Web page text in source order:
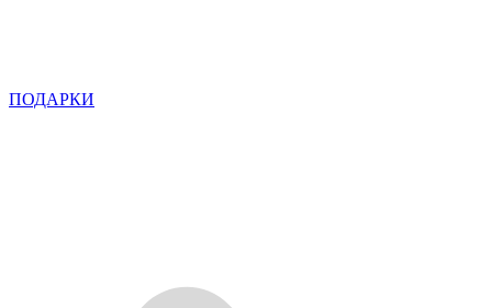
ПОДАРКИ